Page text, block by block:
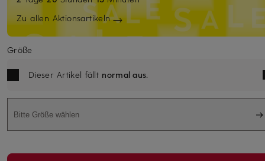
Zu allen Aktionsartikeln
Größe
Dieser Artikel fällt normal aus.
Bitte Größe wählen